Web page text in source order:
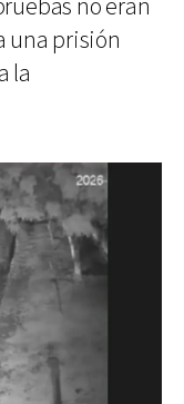
no eran
una prisión
la